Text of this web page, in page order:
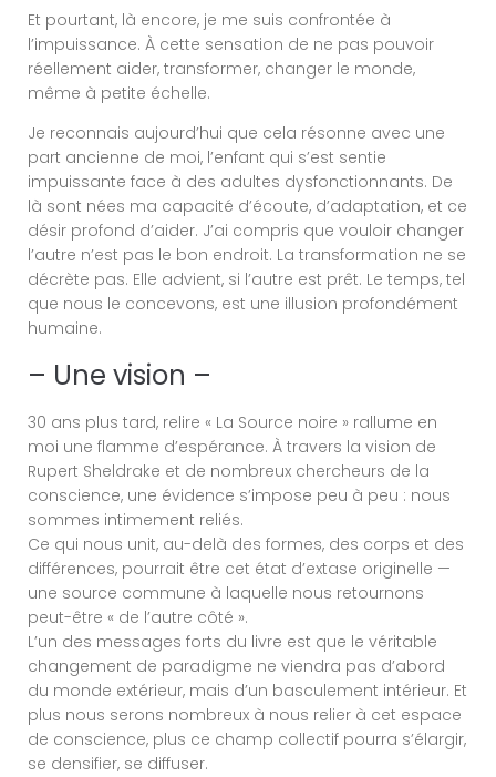
Et pourtant, là encore, je me suis confrontée à
l’impuissance. À cette sensation de ne pas pouvoir
réellement aider, transformer, changer le monde,
même à petite échelle.
Je reconnais aujourd’hui que cela résonne avec une
part ancienne de moi, l’enfant qui s’est sentie
impuissante face à des adultes dysfonctionnants. De
là sont nées ma capacité d’écoute, d’adaptation, et ce
désir profond d’aider. J’ai compris que vouloir changer
l’autre n’est pas le bon endroit. La transformation ne se
décrète pas. Elle advient, si l’autre est prêt. Le temps, tel
que nous le concevons, est une illusion profondément
humaine.
– Une vision –
30 ans plus tard, relire « La Source noire » rallume en
moi une flamme d’espérance. À travers la vision de
Rupert Sheldrake et de nombreux chercheurs de la
conscience, une évidence s’impose peu à peu : nous
sommes intimement reliés.
Ce qui nous unit, au-delà des formes, des corps et des
différences, pourrait être cet état d’extase originelle —
une source commune à laquelle nous retournons
peut-être « de l’autre côté ».
L’un des messages forts du livre est que le véritable
changement de paradigme ne viendra pas d’abord
du monde extérieur, mais d’un basculement intérieur. Et
plus nous serons nombreux à nous relier à cet espace
de conscience, plus ce champ collectif pourra s’élargir,
se densifier, se diffuser.